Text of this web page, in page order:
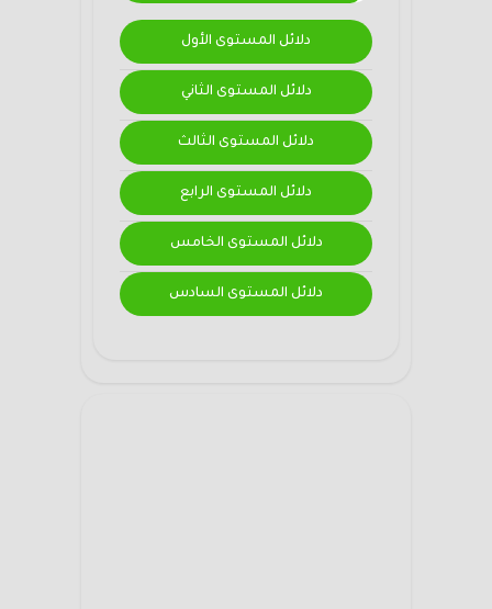
دلائل المستوى الأول
دلائل المستوى الثاني
دلائل المستوى الثالث
دلائل المستوى الرابع
دلائل المستوى الخامس
دلائل المستوى السادس